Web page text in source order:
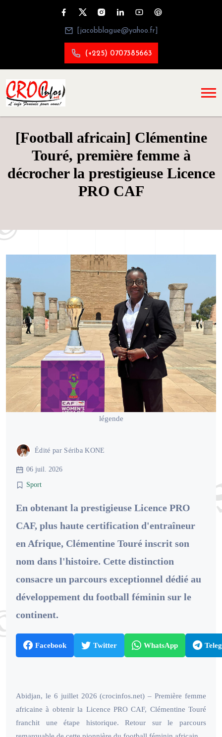
[jacobblague@yahoo.fr]
(+225) 0707385663
[Football africain] Clémentine
Touré, première femme à
décrocher la prestigieuse Licence
PRO CAF
légende
Édité par Sériba KONE
06 juil. 2026
Sport
En obtenant la prestigieuse Licence PRO
CAF, plus haute certification d'entraîneur
en Afrique, Clémentine Touré inscrit son
nom dans l'histoire. Cette distinction
consacre un parcours exceptionnel dédié au
développement du football féminin sur le
continent.
Facebook Twitter WhatsApp
Abidjan, le 6 juillet 2026 (crocinfos.net) – Première femme
africaine à obtenir la Licence PRO CAF, Clémentine Touré
franchit une étape historique. Retour sur le parcours